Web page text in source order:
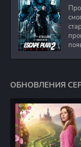
ОБНОВЛЕНИЯ